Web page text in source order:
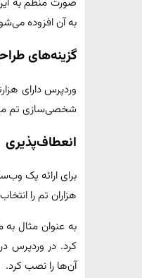
به آن افزوده
گزینه‌های
وردپرس دارای
شخصی‌سازی تم
انعطاف‌پذیری
هزاران تم را
کرد. در وردپرس
آن‌ها را نصب کرد.